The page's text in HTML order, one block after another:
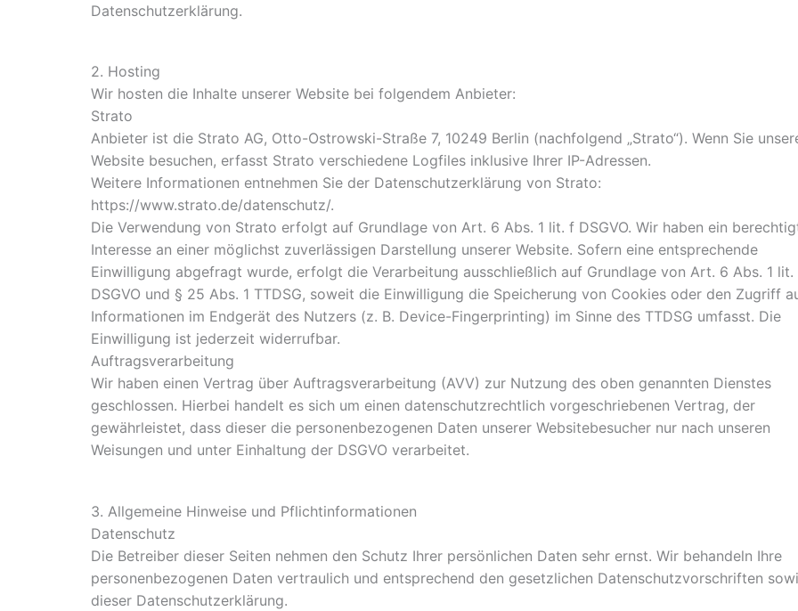
Datenschutzerklärung.
2. Hosting
Wir hosten die Inhalte unserer Website bei folgendem Anbieter:
Strato
Anbieter ist die Strato AG, Otto-Ostrowski-Straße 7, 10249 Berlin (nachfolgend „Strato“). Wenn Sie
Website besuchen, erfasst Strato verschiedene Logfiles inklusive Ihrer IP-Adressen.
Weitere Informationen entnehmen Sie der Datenschutzerklärung von Strato:
https://www.strato.de/datenschutz/.
Die Verwendung von Strato erfolgt auf Grundlage von Art. 6 Abs. 1 lit. f DSGVO. Wir haben ein
Interesse an einer möglichst zuverlässigen Darstellung unserer Website. Sofern eine entsprechende
Einwilligung abgefragt wurde, erfolgt die Verarbeitung ausschließlich auf Grundlage von Art. 6 Abs. 1 lit.
DSGVO und § 25 Abs. 1 TTDSG, soweit die Einwilligung die Speicherung von Cookies oder den Zugriff
Informationen im Endgerät des Nutzers (z. B. Device-Fingerprinting) im Sinne des TTDSG umfasst. Die
Einwilligung ist jederzeit widerrufbar.
Auftragsverarbeitung
Wir haben einen Vertrag über Auftragsverarbeitung (AVV) zur Nutzung des oben genannten Dienstes
geschlossen. Hierbei handelt es sich um einen datenschutzrechtlich vorgeschriebenen Vertrag, der
gewährleistet, dass dieser die personenbezogenen Daten unserer Websitebesucher nur nach unseren
Weisungen und unter Einhaltung der DSGVO verarbeitet.
3. Allgemeine Hinweise und Pflichtinformationen
Datenschutz
Die Betreiber dieser Seiten nehmen den Schutz Ihrer persönlichen Daten sehr ernst. Wir behandeln Ihre
personenbezogenen Daten vertraulich und entsprechend den gesetzlichen Datenschutzvorschriften
dieser Datenschutzerklärung.